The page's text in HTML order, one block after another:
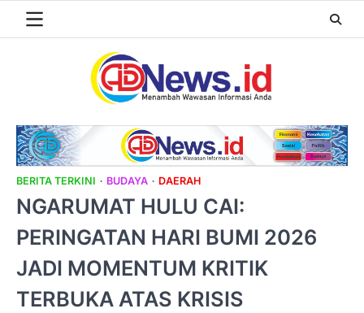
BERITA TERKINI BUDAYA DAERAH
NGARUMAT HULU CAI:
PERINGATAN HARI BUMI 2026
JADI MOMENTUM KRITIK
TERBUKA ATAS KRISIS